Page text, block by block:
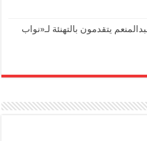
يتقدمون بالتهنئة لـ«نواب